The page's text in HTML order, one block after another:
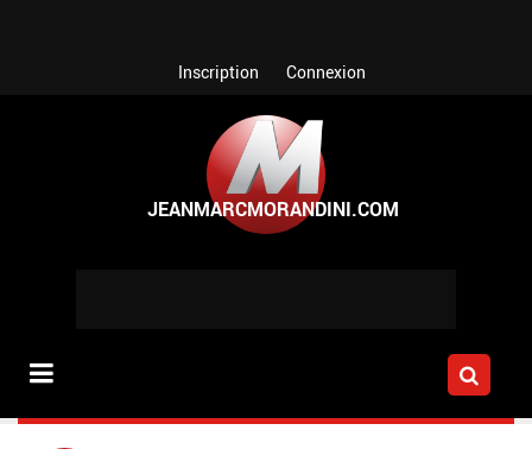
Inscription Connexion